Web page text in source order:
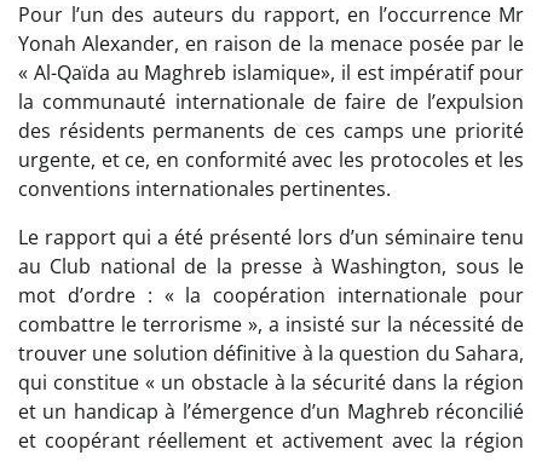
Pour l’un des auteurs du rapport, en l’occurrence Mr
Yonah Alexander, en raison de la menace posée par le
« Al-Qaïda au Maghreb islamique», il est impératif pour
la communauté internationale de faire de l’expulsion
des résidents permanents de ces camps une priorité
urgente, et ce, en conformité avec les protocoles et les
conventions internationales pertinentes.
Le rapport qui a été présenté lors d’un séminaire tenu
au Club national de la presse à Washington, sous le
mot d’ordre : « la coopération internationale pour
combattre le terrorisme », a insisté sur la nécessité de
trouver une solution définitive à la question du Sahara,
qui constitue « un obstacle à la sécurité dans la région
et un handicap à l’émergence d’un Maghreb réconcilié
et coopérant réellement et activement avec la région